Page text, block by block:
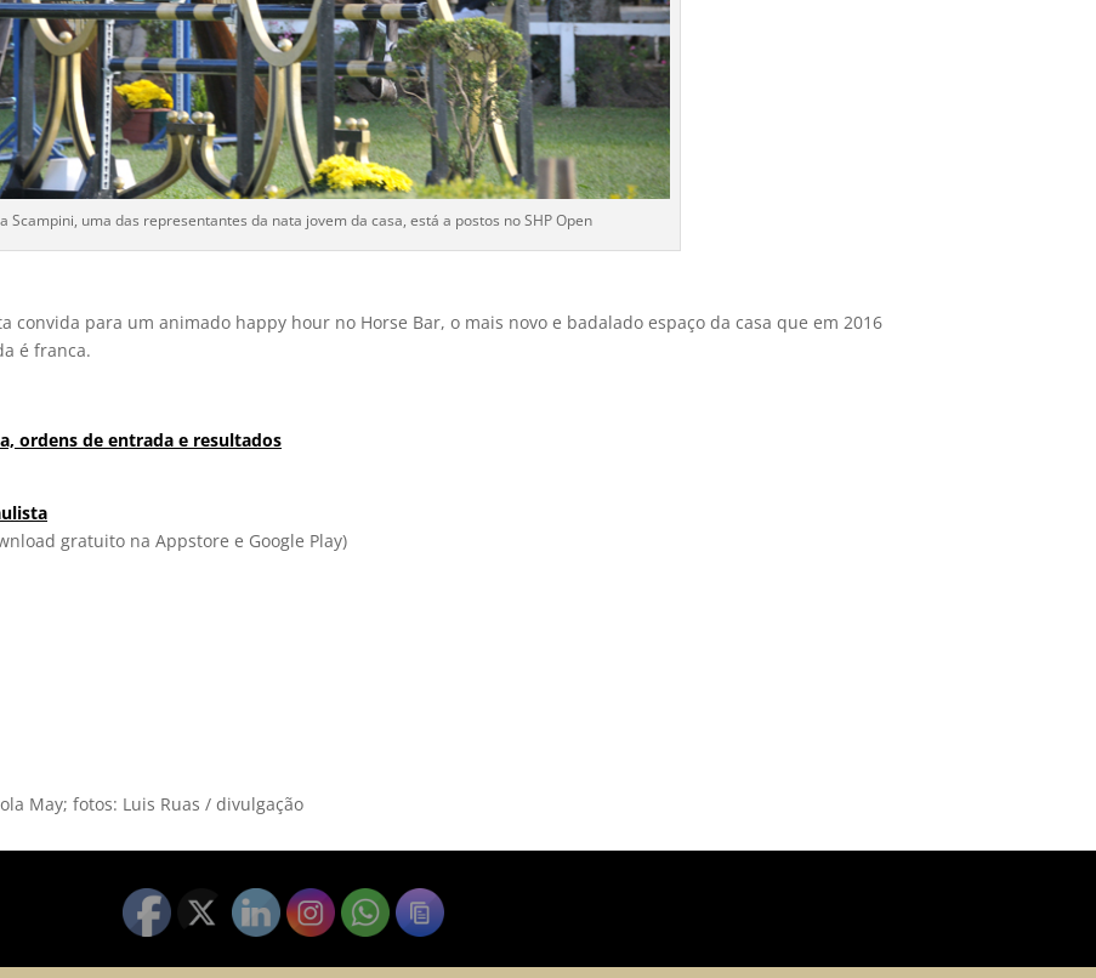
Scampini, uma das representantes da nata jovem da casa, está a postos no SHP Open
convida para um animado happy hour no Horse Bar, o mais novo e badalado espaço da casa que em 2016
é franca.
ordens de entrada e resultados
gratuito na Appstore e Google Play)
May; fotos: Luis Ruas / divulgação